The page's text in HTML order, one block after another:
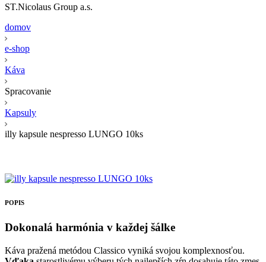
ST.Nicolaus Group a.s.
domov
e-shop
Káva
Spracovanie
Kapsuly
illy kapsule nespresso LUNGO 10ks
POPIS
Dokonalá harmónia v každej šálke
Káva pražená metódou Classico vyniká svojou komplexnosťou.